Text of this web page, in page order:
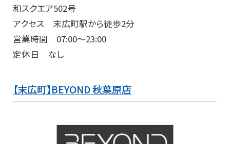
和スクエア502号
アクセス 末広町駅から徒歩2分
営業時間 07:00～23:00
定休日 なし
【末広町】BEYOND 秋葉原店